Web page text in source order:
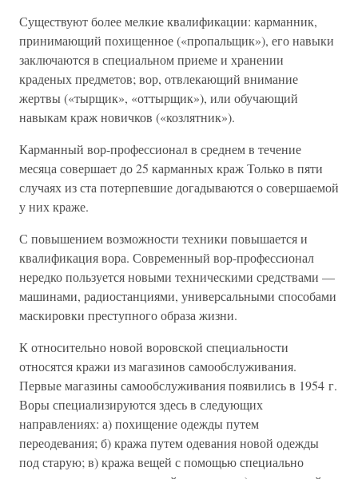
Существуют более мелкие квалификации: карманник,
принимающий похищенное («пропальщик»), его навыки
заключаются в специальном приеме и хранении
краденых предметов; вор, отвлекающий внимание
жертвы («тырщик», «оттырщик»), или обучающий
навыкам краж новичков («козлятник»).
Карманный вор-профессионал в среднем в течение
месяца совершает до 25 карманных краж Только в пяти
случаях из ста потерпевшие догадываются о совершаемой
у них краже.
С повышением возможности техники повышается и
квалификация вора. Современный вор-профессионал
нередко пользуется новыми техническими средствами —
машинами, радиостанциями, универсальными способами
маскировки преступного образа жизни.
К относительно новой воровской специальности
относятся кражи из магазинов самообслуживания.
Первые магазины самообслуживания появились в 1954 г.
Воры специализируются здесь в следующих
направлениях: а) похищение одежды путем
переодевания; б) кража путем одевания новой одежды
под старую; в) кража вещей с помощью специально